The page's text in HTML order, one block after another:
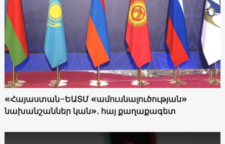
«Հայաստան-ԵԱՏՄ «ամուսնալուծության»
նախանշաններ կան»․ հայ քաղաքագետ